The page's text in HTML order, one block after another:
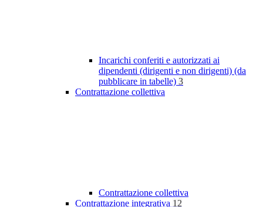
Incarichi conferiti e autorizzati ai
dipendenti (dirigenti e non dirigenti) (da
pubblicare in tabelle) 3
Contrattazione collettiva
Contrattazione collettiva
Contrattazione integrativa 12